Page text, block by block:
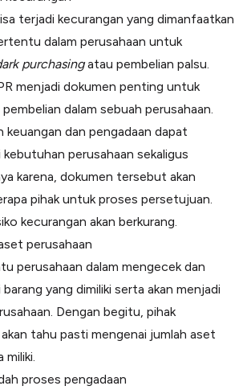
terjadi kecurangan yang dimanfaatkan
dalam perusahaan untuk
purchasingatau pembelian palsu.
menjadi dokumen penting untuk
dalam sebuah perusahaan.
keuangan dan pengadaan dapat
perusahaan sekaligus
karena, dokumen tersebut akan
pihak untuk proses persetujuan.
kecurangan akan berkurang.
perusahaan
perusahaan dalam mengecek dan
yang dimiliki serta akan menjadi
Dengan begitu, pihak
tahu pasti mengenai jumlah aset
miliki.
proses pengadaan